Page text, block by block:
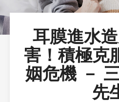
耳膜進水
害！積極克
姻危機 －
先